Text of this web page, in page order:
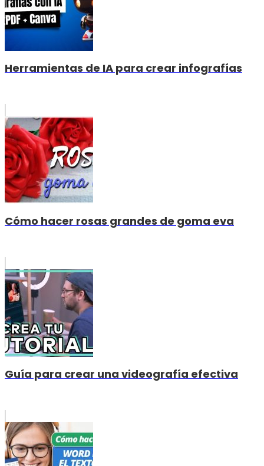
Herramientas de IA para crear infografías
Cómo hacer rosas grandes de goma eva
Guía para crear una videografía efectiva